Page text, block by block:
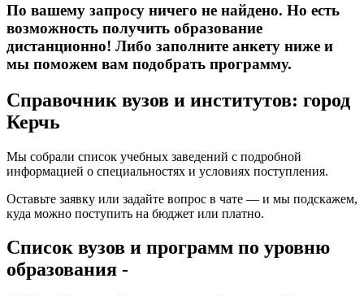
По вашему запросу ничего не найдено. Но есть
возможность получить образование
дистанционно! Либо заполните анкету ниже и
мы поможем вам подобрать программу.
Справочник вузов и институтов: город
Керчь
Мы собрали список учебных заведений с подробной
информацией о специальностях и условиях поступления.
Оставьте заявку или задайте вопрос в чате — и мы подскажем,
куда можно поступить на бюджет или платно.
Список вузов и программ по уровню
образования -